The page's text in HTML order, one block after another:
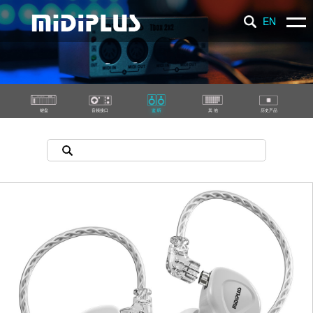
EN
产 品
新 闻
支 持
键盘 音频接口 监 听 其 他 历史产品